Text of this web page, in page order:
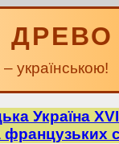
ДРЕВО
українською!
Україна ХVІ